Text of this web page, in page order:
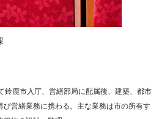
鈴鹿市入庁、営繕部局に配属後、建築、都市
営繕業務に携わる。主な業務は市の所有す